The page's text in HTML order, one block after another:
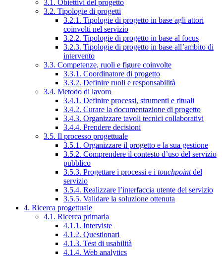
3.1. Obiettivi del progetto
3.2. Tipologie di progetti
3.2.1. Tipologie di progetto in base agli attori
coinvolti nel servizio
3.2.2. Tipologie di progetto in base al focus
3.2.3. Tipologie di progetto in base all’ambito di
intervento
3.3. Competenze, ruoli e figure coinvolte
3.3.1. Coordinatore di progetto
3.3.2. Definire ruoli e responsabilità
3.4. Metodo di lavoro
3.4.1. Definire processi, strumenti e rituali
3.4.2. Curare la documentazione di progetto
3.4.3. Organizzare tavoli tecnici collaborativi
3.4.4. Prendere decisioni
3.5. Il processo progettuale
3.5.1. Organizzare il progetto e la sua gestione
3.5.2. Comprendere il contesto d’uso del servizio
pubblico
3.5.3. Progettare i processi e i touchpointdel
servizio
3.5.4. Realizzare l’interfaccia utente del servizio
3.5.5. Validare la soluzione ottenuta
4. Ricerca progettuale
4.1. Ricerca primaria
4.1.1. Interviste
4.1.2. Questionari
4.1.3. Test di usabilità
4.1.4. Web analytics